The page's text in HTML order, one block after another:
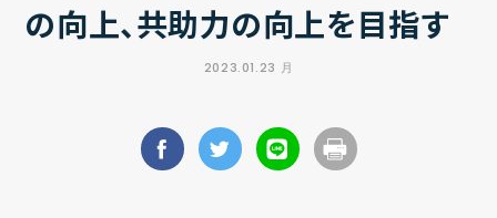
の向上、共助力の向上を目指す
2023.01.23 月